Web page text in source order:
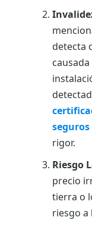
detecta
rigor.
Riesgo
precio
tierra o
riesgo a